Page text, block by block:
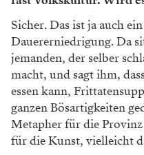
Sicher. Das ist ja auch
Dauererniedrigung. Da
jemanden, der selber
macht, und sagt ihm,
essen kann,
ganzen Bösartigkeiten
Metapher für die
für die Kunst, vielleicht